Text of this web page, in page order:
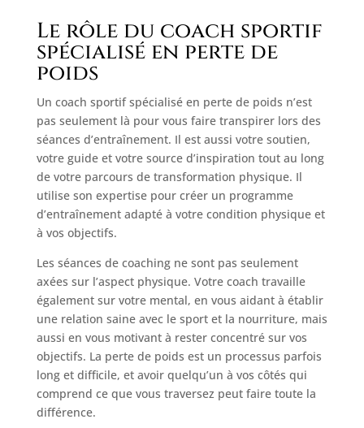
Le rôle du coach sportif
spécialisé en perte de
poids
Un coach sportif spécialisé en perte de poids n’est
pas seulement là pour vous faire transpirer lors des
séances d’entraînement. Il est aussi votre soutien,
votre guide et votre source d’inspiration tout au long
de votre parcours de transformation physique. Il
utilise son expertise pour créer un programme
d’entraînement adapté à votre condition physique et
à vos objectifs.
Les séances de coaching ne sont pas seulement
axées sur l’aspect physique. Votre coach travaille
également sur votre mental, en vous aidant à établir
une relation saine avec le sport et la nourriture, mais
aussi en vous motivant à rester concentré sur vos
objectifs. La perte de poids est un processus parfois
long et difficile, et avoir quelqu’un à vos côtés qui
comprend ce que vous traversez peut faire toute la
différence.